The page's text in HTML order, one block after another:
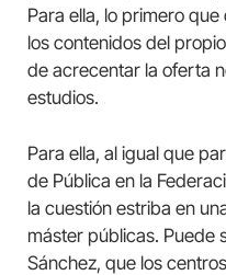
Para ella, lo primero
los contenidos del
de acrecentar la oferta
estudios.
Para ella, al igual que
de Pública en la
la cuestión estriba en
máster públicas. Puede
Sánchez, que los